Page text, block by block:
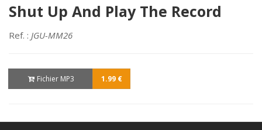
Shut Up And Play The Record
Ref. : JGU-MM26
Fichier MP3 1.99 €